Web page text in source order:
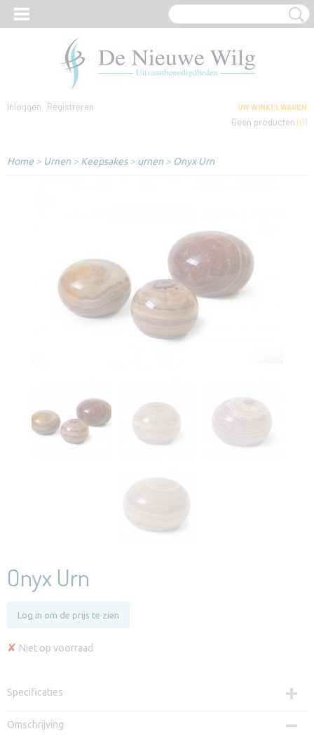
Inloggen Registreren UW WINKELWAGEN
Geen producten (0)
Home > Urnen > Keepsakes> urnen > Onyx Urn
Onyx Urn
Log in om de prijs te zien
✘ Niet op voorraad
Specificaties
Productcode
U-ONYX-400
Omschrijving